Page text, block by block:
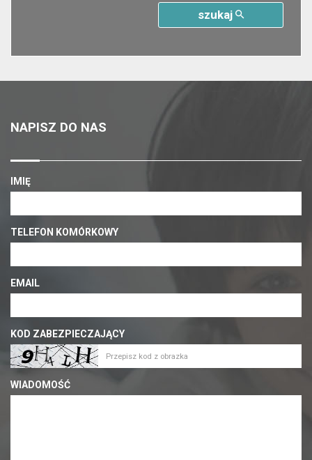
szukaj
NAPISZ DO NAS
IMIĘ
TELEFON KOMÓRKOWY
EMAIL
KOD ZABEZPIECZAJĄCY
WIADOMOŚĆ